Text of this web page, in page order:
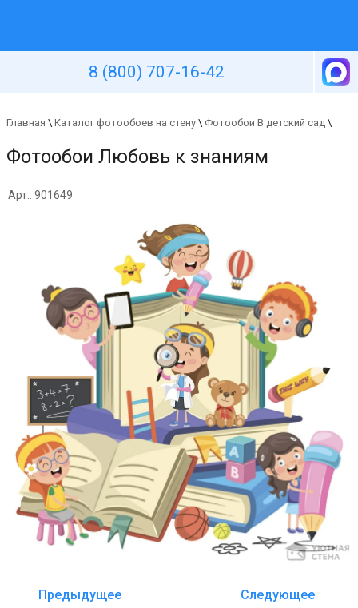
8 (800) 707-16-42
Главная \ Каталог фотообоев на стену \ Фотообои В детский сад \
Фотообои Любовь к знаниям
Арт.: 901649
Предыдущее
Следующее